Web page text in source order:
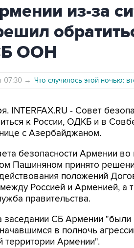
из-за
ООН
07:30 → Что случилось этой ночью:
INTERFAX.RU - Совет
к России, ОДКБ и в
с Азербайджаном.
безопасности Армении
Пашиняном принято
положений
Россией и Арменией,
правительства.
заседании СБ Армении
в полночь
территории Армении".